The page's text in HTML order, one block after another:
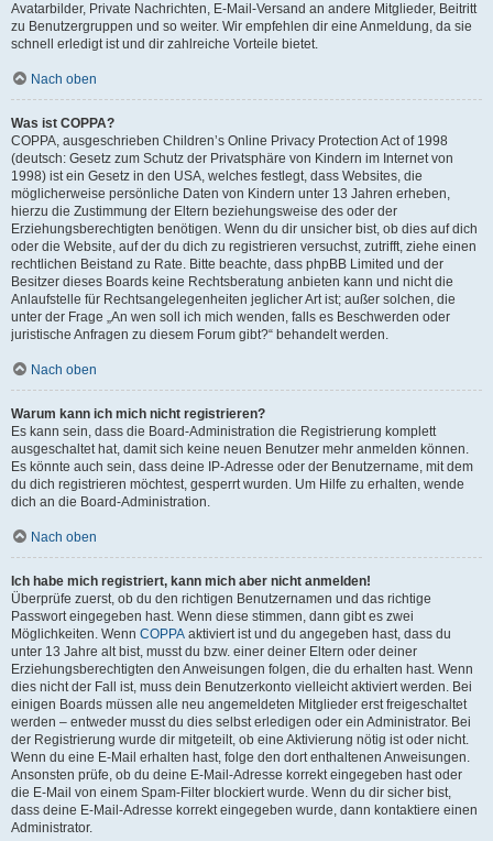
Avatarbilder, Private Nachrichten, E-Mail-Versand an andere Mitglieder, Beitritt
zu Benutzergruppen und so weiter. Wir empfehlen dir eine Anmeldung, da sie
schnell erledigt ist und dir zahlreiche Vorteile bietet.
Nach oben
Was ist COPPA?
COPPA, ausgeschrieben Children’s Online Privacy Protection Act of 1998
(deutsch: Gesetz zum Schutz der Privatsphäre von Kindern im Internet von
1998) ist ein Gesetz in den USA, welches festlegt, dass Websites, die
möglicherweise persönliche Daten von Kindern unter 13 Jahren erheben,
hierzu die Zustimmung der Eltern beziehungsweise des oder der
Erziehungsberechtigten benötigen. Wenn du dir unsicher bist, ob dies auf dich
oder die Website, auf der du dich zu registrieren versuchst, zutrifft, ziehe einen
rechtlichen Beistand zu Rate. Bitte beachte, dass phpBB Limited und der
Besitzer dieses Boards keine Rechtsberatung anbieten kann und nicht die
Anlaufstelle für Rechtsangelegenheiten jeglicher Art ist; außer solchen, die
unter der Frage „An wen soll ich mich wenden, falls es Beschwerden oder
juristische Anfragen zu diesem Forum gibt?“ behandelt werden.
Nach oben
Warum kann ich mich nicht registrieren?
Es kann sein, dass die Board-Administration die Registrierung komplett
ausgeschaltet hat, damit sich keine neuen Benutzer mehr anmelden können.
Es könnte auch sein, dass deine IP-Adresse oder der Benutzername, mit dem
du dich registrieren möchtest, gesperrt wurden. Um Hilfe zu erhalten, wende
dich an die Board-Administration.
Nach oben
Ich habe mich registriert, kann mich aber nicht anmelden!
Überprüfe zuerst, ob du den richtigen Benutzernamen und das richtige
Passwort eingegeben hast. Wenn diese stimmen, dann gibt es zwei
Möglichkeiten. Wenn COPPA aktiviert ist und du angegeben hast, dass du
unter 13 Jahre alt bist, musst du bzw. einer deiner Eltern oder deiner
Erziehungsberechtigten den Anweisungen folgen, die du erhalten hast. Wenn
dies nicht der Fall ist, muss dein Benutzerkonto vielleicht aktiviert werden. Bei
einigen Boards müssen alle neu angemeldeten Mitglieder erst freigeschaltet
werden – entweder musst du dies selbst erledigen oder ein Administrator. Bei
der Registrierung wurde dir mitgeteilt, ob eine Aktivierung nötig ist oder nicht.
Wenn du eine E-Mail erhalten hast, folge den dort enthaltenen Anweisungen.
Ansonsten prüfe, ob du deine E-Mail-Adresse korrekt eingegeben hast oder
die E-Mail von einem Spam-Filter blockiert wurde. Wenn du dir sicher bist,
dass deine E-Mail-Adresse korrekt eingegeben wurde, dann kontaktiere einen
Administrator.